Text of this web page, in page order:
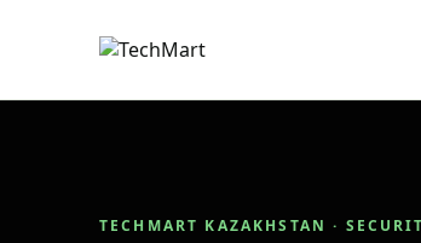
TECHMART KAZAKHSTAN ·